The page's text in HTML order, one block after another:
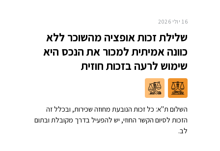
16 יולי 2026
שלילת זכות אופציה מהשוכר ללא
כוונה אמיתית למכור את הנכס היא
שימוש לרעה בזכות חוזית
השלום ת"א: כל זכות הנובעת מחוזה שכירות, ובכלל זה
הזכות לסיום הקשר החוזי, יש להפעיל בדרך מקובלת ובתום
לב.